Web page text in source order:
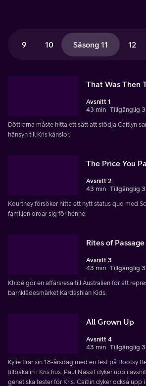
9 10 Säsong 11 12
That Was Then
Avsnitt 1
43 min Tillgänglig
Döttrarna måste hitta ett sätt att stödja Caitlyn
hänsyn till Kris känslor.
The Price You
Avsnitt 2
43 min Tillgänglig
Kourtney försöker hitta ett nytt status quo med
familjen oroar sig för henne.
Rites of Passage
Avsnitt 3
43 min Tillgänglig
Khloé gör en affärsresa till Australien för att
barnklädesmärket Kardashian Kids.
All Grown Up
Avsnitt 4
43 min Tillgänglig
Kylie firar sin 18-årsdag med en fest på Bootsy
tillbaka in i Kris hus. Paul Nassif dyker upp i
genetiska tester för Kris. Caitlin dyker också upp